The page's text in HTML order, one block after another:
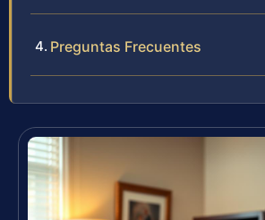
Preguntas Frecuentes